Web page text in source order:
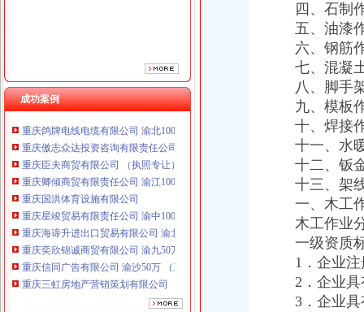
成功案例
重庆鸽牌电线电缆有限公司 渝北10010万 (进出口权)
重庆臣夫商贸有限公司 （执照专让）
重庆卿倾商贸有限责任公司 渝江100万 （工商注册）
重庆国洪体育设施有限公司
重庆星竣贸易有限责任公司 渝中100万 （进出口权）
重庆海谛升进出口贸易有限公司 渝北100万 （进出口权）
重庆奕欣锦诚商贸有限公司 渝九50万 （工商注册）
重庆信同广告有限公司 渝沙50万 （工商注册）
重庆三虹房地产营销策划有限公司
重庆宝鹰汽车销售有限公司
重庆鸽牌电线电缆有限公司 渝北10010万 (进出口权)
重庆傲志众达投资咨询有限责任公司 渝九1000万 （增资）
四、石制作
五、油漆作
六、钢筋作
七、混凝土
八、脚手架
九、模板作
十、焊接作
十一、水暖
十二、钣金
十三、架线
一、木工作
木工作业分
一级资质
1．企业注
2．企业具有
3．企业具有